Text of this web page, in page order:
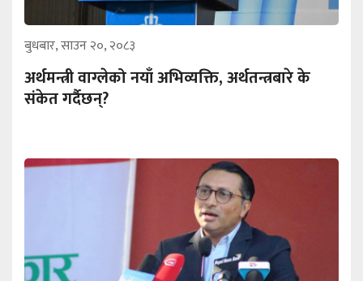
बुधबार, साउन २०, २०८३
अर्थमन्त्री वाग्लेको नयाँ अभिव्यक्ति, अर्थतन्त्रबारे के
संकेत गर्दैछन्?